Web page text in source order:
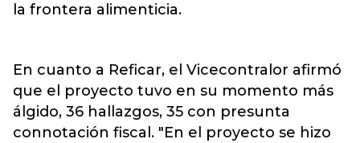
la frontera alimenticia.
En cuanto a Reficar, el Vicecontralor afirmó
que el proyecto tuvo en su momento más
álgido, 36 hallazgos, 35 con presunta
connotación fiscal. "En el proyecto se hizo